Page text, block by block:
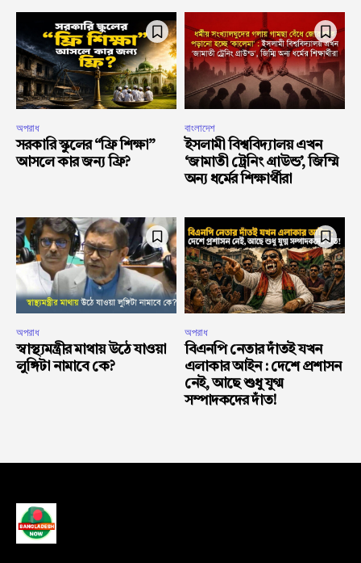
অপরাধ
সরকারি স্কুলের “ফ্রি শিক্ষা”
আসলে কার জন্য ফ্রি?
বাংলাদেশ
ইসলামী বিশ্ববিদ্যালয় এখন
‘জামাতী ট্রেনিং গ্রাউন্ড’, জিম্মি
অন্য ধর্মের শিক্ষার্থীরা
অপরাধ
স্বাস্থ্যমন্ত্রীর মাথায় উঠে যাওয়া
লুঙ্গিটা নামাবে কে?
অপরাধ
বিএনপি নেতার দাঁতই যখন
এলাকার আইন : দেশে প্রশাসন
নেই, আছে শুধু যুগ্ম
সম্পাদকদের দাঁত!